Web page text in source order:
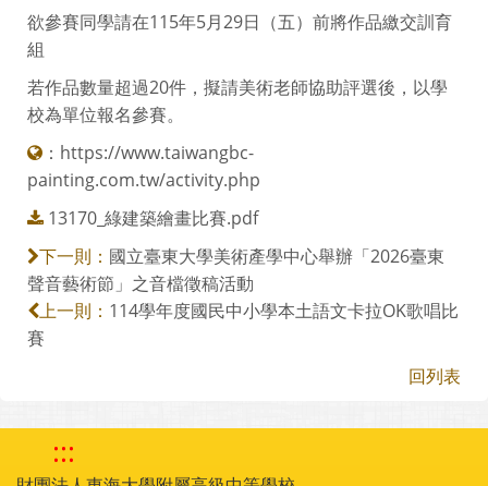
欲參賽同學請在115年5月29日（五）前將作品繳交訓育
組
若作品數量超過20件，擬請美術老師協助評選後，以學
校為單位報名參賽。
： https://www.taiwangbc-
painting.com.tw/activity.php
13170_綠建築繪畫比賽.pdf
下一則： 國立臺東大學美術產學中心舉辦「2026臺東
聲音藝術節」之音檔徵稿活動
上一則： 114學年度國民中小學本土語文卡拉OK歌唱比
賽
回列表
:::